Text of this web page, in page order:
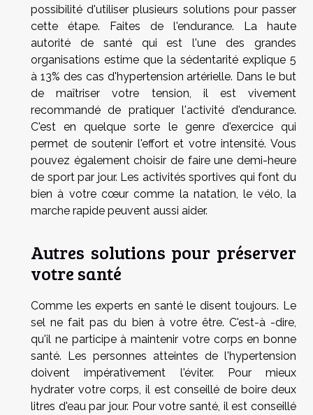
possibilité d'utiliser plusieurs solutions pour passer
cette étape. Faites de l'endurance. La haute
autorité de santé qui est l'une des grandes
organisations estime que la sédentarité explique 5
à 13% des cas d'hypertension artérielle. Dans le but
de maîtriser votre tension, il est vivement
recommandé de pratiquer l'activité d'endurance.
C'est en quelque sorte le genre d'exercice qui
permet de soutenir l'effort et votre intensité. Vous
pouvez également choisir de faire une demi-heure
de sport par jour. Les activités sportives qui font du
bien à votre cœur comme la natation, le vélo, la
marche rapide peuvent aussi aider.
Autres solutions pour préserver
votre santé
Comme les experts en santé le disent toujours. Le
sel ne fait pas du bien à votre être. C'est-à -dire,
qu'il ne participe à maintenir votre corps en bonne
santé. Les personnes atteintes de l'hypertension
doivent impérativement l'éviter. Pour mieux
hydrater votre corps, il est conseillé de boire deux
litres d'eau par jour. Pour votre santé, il est conseillé